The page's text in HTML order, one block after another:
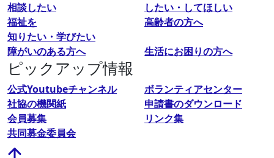
相談したい
したい・してほしい
福祉を
知りたい・学びたい
高齢者の方へ
障がいのある方へ 生活にお困りの方へ
ピックアップ情報
公式Youtubeチャンネル
ボランティアセンター
社協の機関紙
申請書のダウンロード
会員募集
リンク集
共同募金委員会